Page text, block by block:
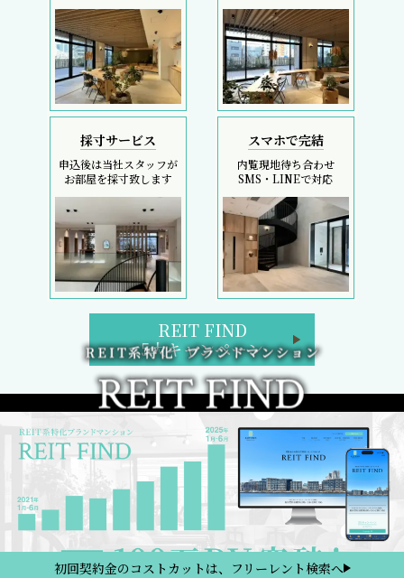
採寸サービス
申込後は当社スタッフが
お部屋を採寸致します
スマホで完結
内覧現地待ち合わせ
SMS・LINEで対応
REIT FIND
5大キャンペーン
初回契約金のコストカットは、フリーレント検索へ